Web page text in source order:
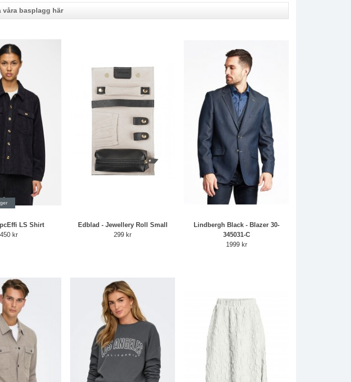
våra basplagg här
LS Shirt
450 kr
Edblad - Jewellery Roll Small
299 kr
Lindbergh Black - Blazer 30-
345031-C
1999 kr